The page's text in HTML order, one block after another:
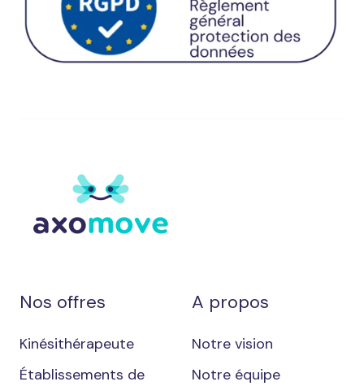
Nos offres
Kinésithérapeute
Établissements de
A propos
Notre vision
Notre équipe